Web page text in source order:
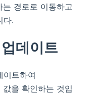
경로로 이동하고
다.
데이트
이트하여
을 확인하는 것입